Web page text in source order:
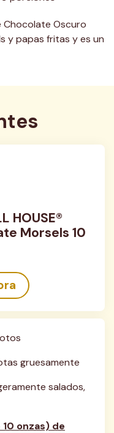
Chocolate Oscuro
y papas fritas y es un
HOUSE®
Morsels 10
gruesamente
salados,
onzas) de